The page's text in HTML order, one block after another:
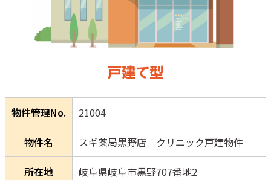
物件管理No. 21004
物件名 スギ薬局黒野店 クリニック戸建物件
所在地 岐阜県岐阜市黒野707番地2